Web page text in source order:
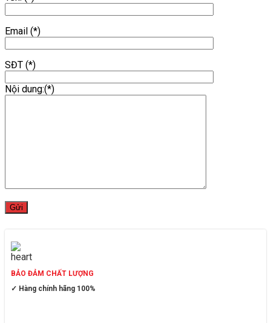
Email (*)
SĐT (*)
Nội dung:(*)
BẢO ĐẢM CHẤT LƯỢNG
✓ Hàng chính hãng 100%